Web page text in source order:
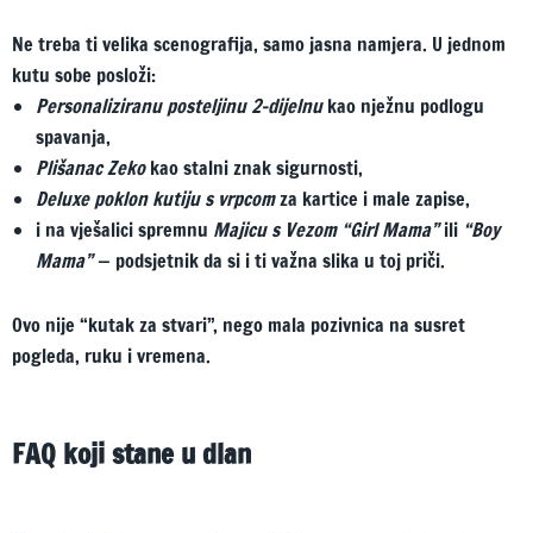
Ne treba ti velika scenografija, samo jasna namjera. U jednom
kutu sobe posloži:
Personaliziranu posteljinu 2-dijelnukao nježnu podlogu
spavanja,
Plišanac Zekokao stalni znak sigurnosti,
Deluxe poklon kutiju s vrpcomza kartice i male zapise,
i na vješalici spremnu Majicu s Vezom “Girl Mama”ili “Boy
Mama”— podsjetnik da si i ti važna slika u toj priči.
Ovo nije “kutak za stvari”, nego mala pozivnica na susret
pogleda, ruku i vremena.
FAQ koji stane u dlan